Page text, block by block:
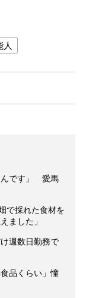
人
んです」 愛馬
で採れた食材を
ました」
週数日勤務で
品くらい」憧